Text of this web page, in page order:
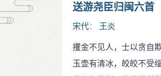
送游尧臣归闽六首
宋代： 王炎
攫金不见人，士以贪自欺
玉壶有清冰，皎皎不受缁